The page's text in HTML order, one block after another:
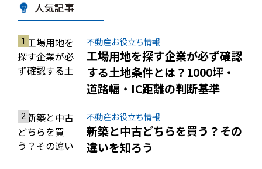
人気記事
不動産お役立ち情報
工場用地を探す企業が必ず確認
する土地条件とは？1000坪・
道路幅・IC距離の判断基準
不動産お役立ち情報
新築と中古どちらを買う？その
違いを知ろう